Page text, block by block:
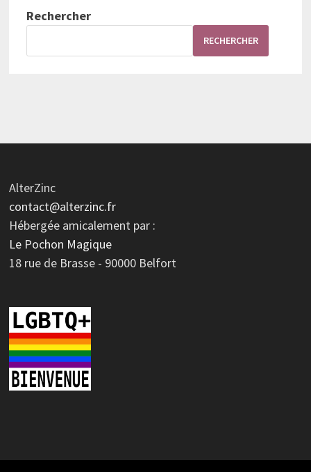
Rechercher
RECHERCHER
AlterZinc
contact@alterzinc.fr
Hébergée amicalement par :
Le Pochon Magique
18 rue de Brasse - 90000 Belfort